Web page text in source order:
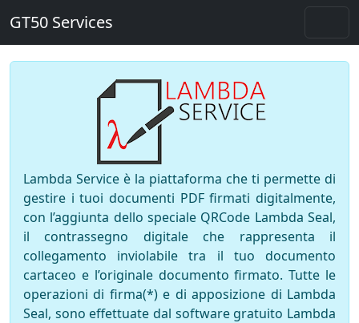
GT50 Services
Lambda Service è la piattaforma che ti permette di
gestire i tuoi documenti PDF firmati digitalmente,
con l’aggiunta dello speciale QRCode Lambda Seal,
il contrassegno digitale che rappresenta il
collegamento inviolabile tra il tuo documento
cartaceo e l’originale documento firmato. Tutte le
operazioni di firma(*) e di apposizione di Lambda
Seal, sono effettuate dal software gratuito Lambda